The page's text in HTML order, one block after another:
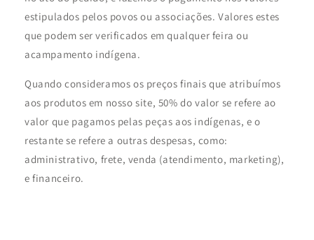
estipulados pelos povos ou associações. Valores estes
que podem ser verificados em qualquer feira ou
acampamento indígena.
Quando consideramos os preços finais que atribuímos
aos produtos em nosso site, 50% do valor se refere ao
valor que pagamos pelas peças aos indígenas, e o
restante se refere a outras despesas, como:
administrativo, frete, venda (atendimento, marketing),
e financeiro.